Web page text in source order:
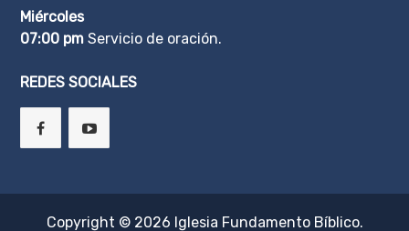
Miércoles
07:00 pm Servicio de oración.
REDES SOCIALES
Copyright © 2026 Iglesia Fundamento Bíblico.